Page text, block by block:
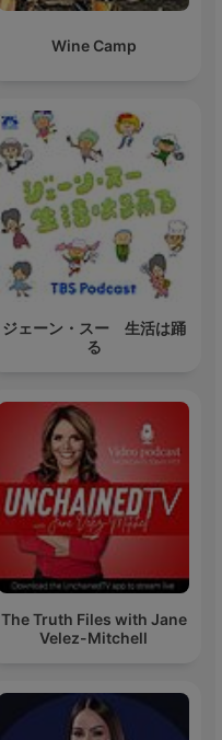
Wine Camp
ジェーン・スー 生活は踊
る
The Truth Files with Jane
Velez-Mitchell